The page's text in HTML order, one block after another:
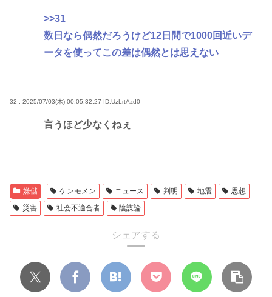
>>31
数日なら偶然だろうけど12日間で1000回近いデ
ータを使ってこの差は偶然とは思えない
32 : 2025/07/03(木) 00:05:32.27 ID:UzLrtAzd0
言うほど少なくねぇ
嫌儲 ケンモメン ニュース 判明 地震
思想
災害
社会不適合者 陰謀論
シェアする